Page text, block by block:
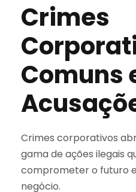
Crimes
Comuns
Crimes corporativos
gama de ações ilegais
comprometer o futuro
negócio.